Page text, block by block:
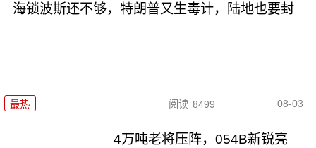
海锁波斯还不够，特朗普又生毒计，陆地也要封
最热 阅读 8499 08-03
4万吨老将压阵，054B新锐亮